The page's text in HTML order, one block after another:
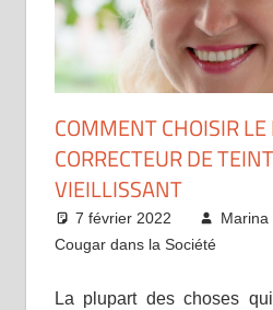
COMMENT CHOISIR LE
CORRECTEUR DE
VIEILLISSANT
7 février 2022 Marina
Cougar dans la Société
La plupart des choses